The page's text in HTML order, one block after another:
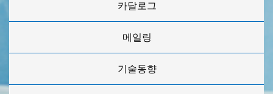
카달로그
메일링
기술동향